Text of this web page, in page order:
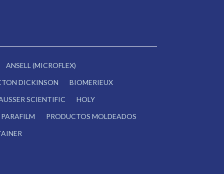
ANSELL (MICROFLEX)
DICKINSON
BIOMERIEUX
SCIENTIFIC
HOLY
PARAFILM
PRODUCTOS MOLDEADOS